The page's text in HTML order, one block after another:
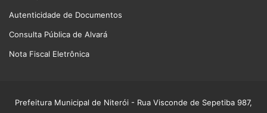
Autenticidade de Documentos
Consulta Pública de Alvará
Nota Fiscal Eletrônica
Prefeitura Municipal de Niterói - Rua Visconde de Sepetiba 987,